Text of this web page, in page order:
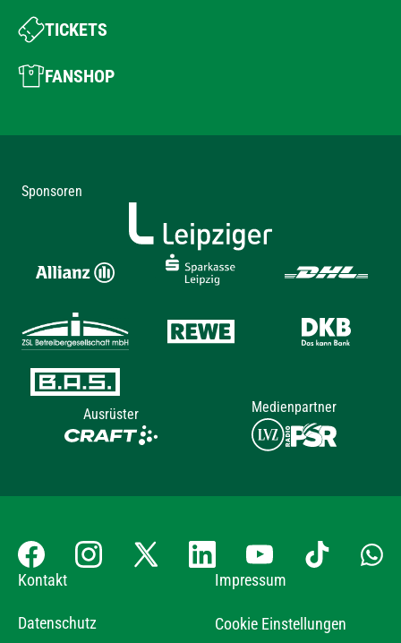
TICKETS
FANSHOP
Sponsoren
Ausrüster Medienpartner
Kontakt Impressum
Datenschutz Cookie Einstellungen